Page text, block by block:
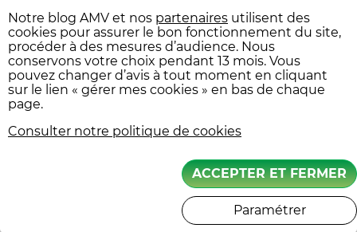
surprendre le conducteur
et provoquer un écart
involontaire. D’où
l’importance de bien
s’informer et de se
prendre la route.
La communication entre
Notre blog AMV et nos partenaires utilisent des
cookies pour assurer le bon fonctionnement du site,
procéder à des mesures d’audience. Nous
conservons votre choix pendant 13 mois. Vous
pouvez changer d’avis à tout moment en cliquant
sur le lien « gérer mes cookies » en bas de chaque
page.
Consulter notre politique de cookies
ACCEPTER ET FERMER
Paramétrer